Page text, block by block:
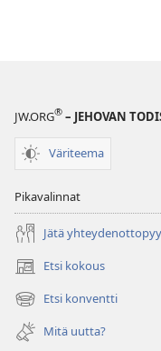
JW.ORG® – JEHOVAN
Väriteema
Pikavalinnat
Jätä
Etsi kokous
(avaa
uuden
ikkunan)
Etsi konventti
(avaa
uuden
ikkunan)
Mitä uutta?